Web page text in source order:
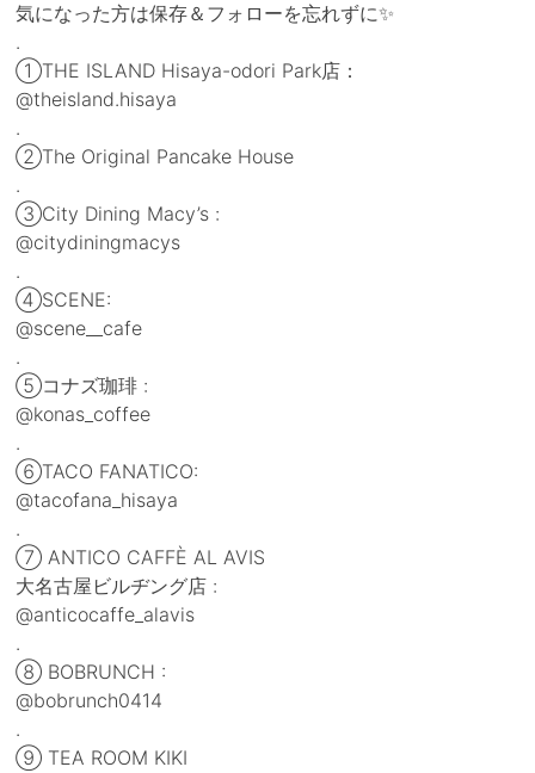
気になった方は保存＆フォローを忘れずに✨
.
①THE ISLAND Hisaya-odori Park店：
@theisland.hisaya
.
②The Original Pancake House
.
③City Dining Macy’s :
@citydiningmacys
.
④SCENE:
@scene__cafe
.
⑤コナズ珈琲 :
@konas_coffee
.
⑥TACO FANATICO:
@tacofana_hisaya
.
⑦ ANTICO CAFFÈ AL AVIS
大名古屋ビルヂング店 :
@anticocaffe_alavis
.
⑧ BOBRUNCH :
@bobrunch0414
.
⑨ TEA ROOM KIKI